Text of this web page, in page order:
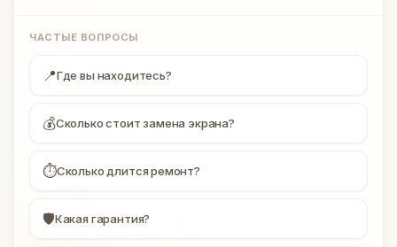
ЧАСТЫЕ ВОПРОСЫ
📍Где вы находитесь?
💰Сколько стоит замена экрана?
⏱Сколько длится ремонт?
🛡Какая гарантия?